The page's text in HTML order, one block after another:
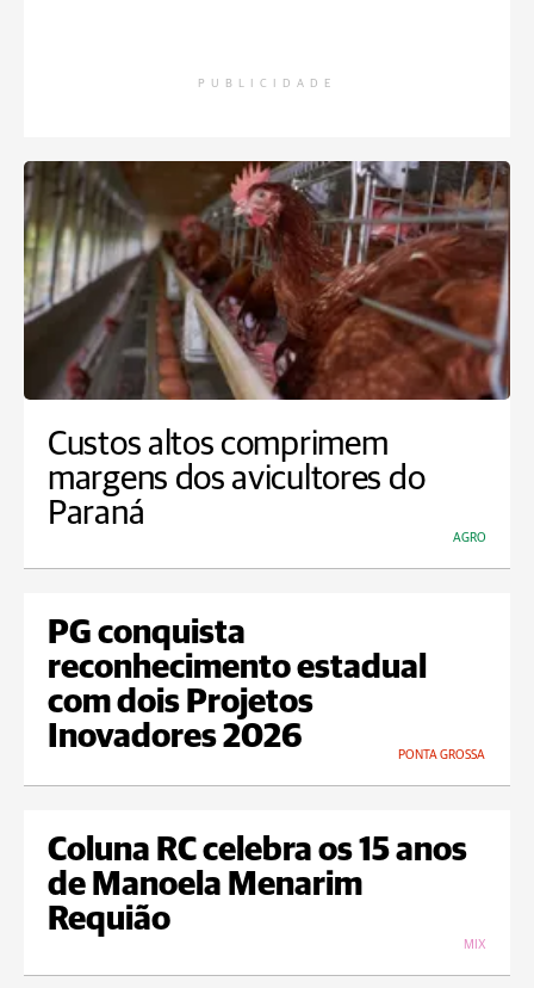
PUBLICIDADE
Custos altos comprimem
margens dos avicultores do
Paraná
AGRO
PG conquista
reconhecimento estadual
com dois Projetos
Inovadores 2026
PONTA GROSSA
Coluna RC celebra os 15 anos
de Manoela Menarim
Requião
MIX